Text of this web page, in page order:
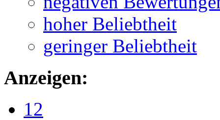
hoher Beliebtheit
geringer Beliebtheit
Anzeigen:
12